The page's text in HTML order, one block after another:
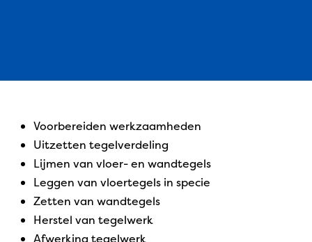
voorbereiden werkzaamheden
uitzetten tegelverdeling
lijmen van vloer- en wandtegels
leggen van vloertegels in specie
zetten van wandtegels
herstel van tegelwerk
afwerking tegelwerk